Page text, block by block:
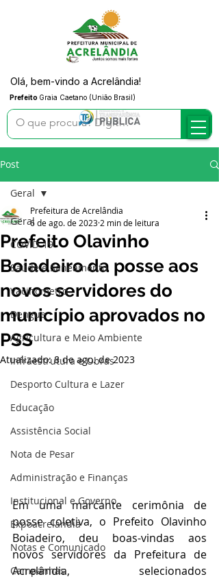
Prefeito Graia Caetano (União Brasil)
Olá, bem-vindo a Acrelândia!
Post
Geral
COVID-19
Saúde e Saneamento
Vacinômetro
Dengue
Agricultura e Meio Ambiente
Infraestrutura e Obras
Desporto Cultura e Lazer
Educação
Assistência Social
Nota de Pesar
Administração e Finanças
Institucional e Governo
Expoacrelandia
Notas e Comunicado
Campanhas
Geral
Prefeito Olavinho
Boiadeiro da posse aos
novos servidores do
município aprovados no
PSS
Prefeitura de Acrelândia
6 de ago. de 2023 2 min de leitura
Atualizado:8 de ago. de 2023
Em uma marcante cerimônia de
posse coletiva, o Prefeito Olavinho
Boiadeiro, deu boas-vindas aos
novos servidores da Prefeitura de
Acrelândia, selecionados